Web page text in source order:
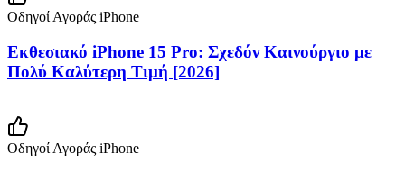
Οδηγοί Αγοράς iPhone
Εκθεσιακό iPhone 15 Pro: Σχεδόν Καινούργιο με
Πολύ Καλύτερη Τιμή [2026]
Οδηγοί Αγοράς iPhone